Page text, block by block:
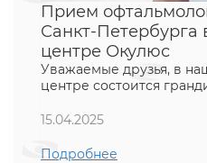
Прием
Санкт-
центре Окулюс
Уважаемые друзья, в
центре состоится
15.04.2025
Подробнее